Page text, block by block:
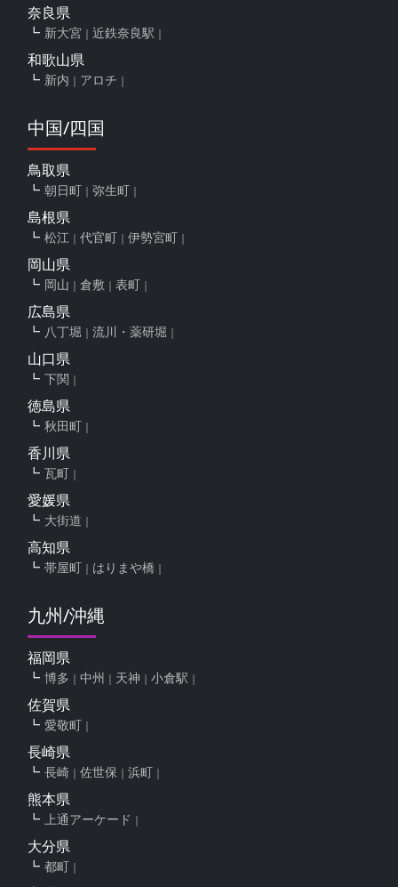
奈良県
新大宮 近鉄奈良駅
和歌山県
新内 アロチ
中国/四国
鳥取県
朝日町 弥生町
島根県
松江 代官町 伊勢宮町
岡山県
岡山 倉敷 表町
広島県
八丁堀 流川・薬研堀
山口県
下関
徳島県
秋田町
香川県
瓦町
愛媛県
大街道
高知県
帯屋町 はりまや橋
九州/沖縄
福岡県
博多 中州 天神 小倉駅
佐賀県
愛敬町
長崎県
長崎 佐世保 浜町
熊本県
上通アーケード
大分県
都町